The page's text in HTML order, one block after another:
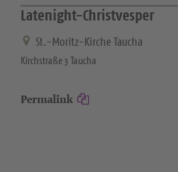
Latenight-Christvesper
St.-Moritz-Kirche Taucha
Kirchstraße 3 Taucha
Permalink